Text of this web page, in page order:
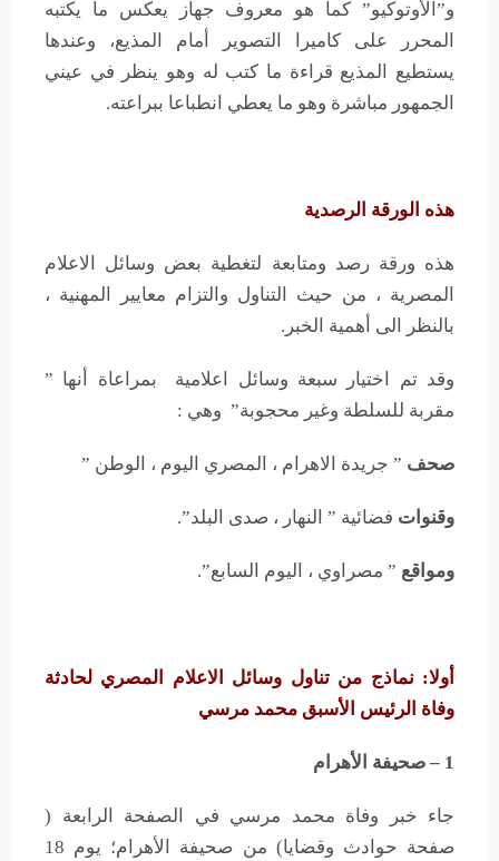
و”الأوتوكيو” كما هو معروف جهاز يعكس ما يكتبه
المحرر على كاميرا التصوير أمام المذيع، وعندها
يستطيع المذيع قراءة ما كتب له وهو ينظر في عيني
الجمهور مباشرة وهو ما يعطي انطباعا ببراعته.
هذه الورقة الرصدية
هذه ورقة رصد ومتابعة لتغطية بعض وسائل الاعلام
المصرية ، من حيث التناول والتزام معايير المهنية ،
بالنظر الى أهمية الخبر.
وقد تم اختيار سبعة وسائل اعلامية بمراعاة أنها ”
مقربة للسلطة وغير محجوبة” وهي :
صحف” جريدة الاهرام ، المصري اليوم ، الوطن ”
وقنوات فضائية ” النهار ، صدى البلد”.
ومواقع ” مصراوي ، اليوم السابع”.
أولا: نماذج من تناول وسائل الاعلام المصري لحادثة
وفاة الرئيس الأسبق محمد مرسي
1 – صحيفة الأهرام
جاء خبر وفاة محمد مرسي في الصفحة الرابعة (
صفحة حوادث وقضايا) من صحيفة الأهرام؛ يوم 18